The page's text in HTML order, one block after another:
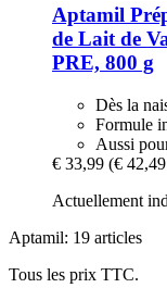
Aptamil
de Lait de
PRE, 800 g
Dès la
Formule
Aussi
€ 33,99 (€
Actuellement
Aptamil: 19 articles
Tous les prix TTC.